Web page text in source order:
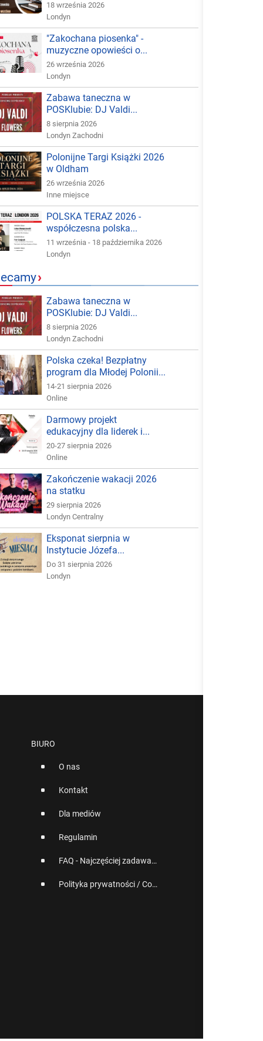
18 września 2026
Londyn
"Zakochana piosenka" -
muzyczne opowieści o...
26 września 2026
Londyn
Zabawa taneczna w
POSKlubie: DJ Valdi...
8 sierpnia 2026
Londyn Zachodni
Polonijne Targi Książki 2026
w Oldham
26 września 2026
Inne miejsce
POLSKA TERAZ 2026 -
współczesna polska...
11 września - 18 października 2026
Londyn
›
Zabawa taneczna w
POSKlubie: DJ Valdi...
8 sierpnia 2026
Londyn Zachodni
Polska czeka! Bezpłatny
program dla Młodej Polonii...
14-21 sierpnia 2026
Online
Darmowy projekt
edukacyjny dla liderek i...
20-27 sierpnia 2026
Online
Zakończenie wakacji 2026
na statku
29 sierpnia 2026
Londyn Centralny
Eksponat sierpnia w
Instytucie Józefa...
Do 31 sierpnia 2026
Londyn
BIURO
O nas
Kontakt
Dla mediów
Regulamin
FAQ - Najczęściej zadawane pytania
Polityka prywatności / Cookies